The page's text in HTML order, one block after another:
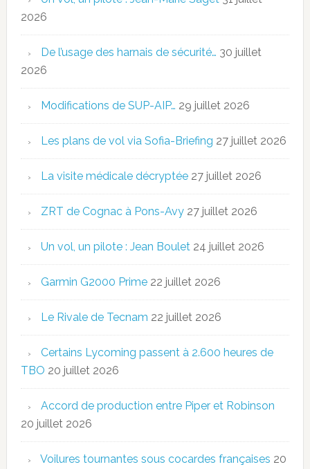
2026
De l’usage des harnais de sécurité… 30 juillet
2026
Modifications de SUP-AIP… 29 juillet 2026
Les plans de vol via Sofia-Briefing 27 juillet 2026
La visite médicale décryptée 27 juillet 2026
ZRT de Cognac à Pons-Avy 27 juillet 2026
Un vol, un pilote : Jean Boulet 24 juillet 2026
Garmin G2000 Prime 22 juillet 2026
Le Rivale de Tecnam 22 juillet 2026
Certains Lycoming passent à 2.600 heures de
TBO 20 juillet 2026
Accord de production entre Piper et Robinson
20 juillet 2026
Voilures tournantes sous cocardes françaises 20